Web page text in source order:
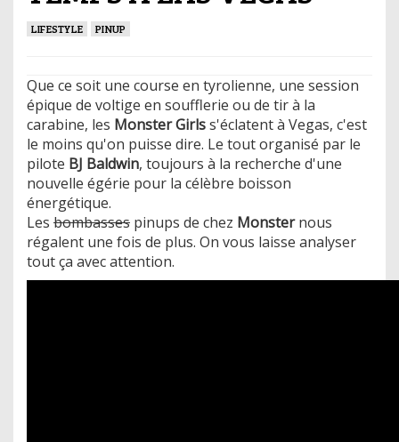
LIFESTYLE PINUP
Que ce soit une course en tyrolienne, une session
épique de voltige en soufflerie ou de tir à la
carabine, les Monster Girlss'éclatent à Vegas, c'est
le moins qu'on puisse dire. Le tout organisé par le
pilote BJ Baldwin, toujours à la recherche d'une
nouvelle égérie pour la célèbre boisson
énergétique.
Les bombasses pinups de chez Monsternous
régalent une fois de plus. On vous laisse analyser
tout ça avec attention.